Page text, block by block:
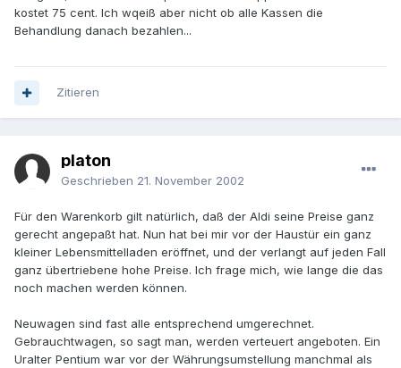
kostet 75 cent. Ich wqeiß aber nicht ob alle Kassen die
Behandlung danach bezahlen...
Zitieren
platon
Geschrieben 21. November 2002
Für den Warenkorb gilt natürlich, daß der Aldi seine Preise ganz
gerecht angepaßt hat. Nun hat bei mir vor der Haustür ein ganz
kleiner Lebensmittelladen eröffnet, und der verlangt auf jeden Fall
ganz übertriebene hohe Preise. Ich frage mich, wie lange die das
noch machen werden können.
Neuwagen sind fast alle entsprechend umgerechnet.
Gebrauchtwagen, so sagt man, werden verteuert angeboten. Ein
Uralter Pentium war vor der Währungsumstellung manchmal als